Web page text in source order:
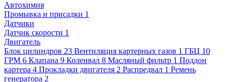
Автохимия
Промывка и присадки 1
Датчики
Датчик скорости 1
Двигатель
Блок цилиндров 23 Вентиляция картерных газов 1 ГБЦ 10
ГРМ 6 Клапана 9 Коленвал 8 Масляный фильтр 1 Поддон
картера 4 Прокладки двигателя 2 Распредвал 1 Ремень
генератора 2